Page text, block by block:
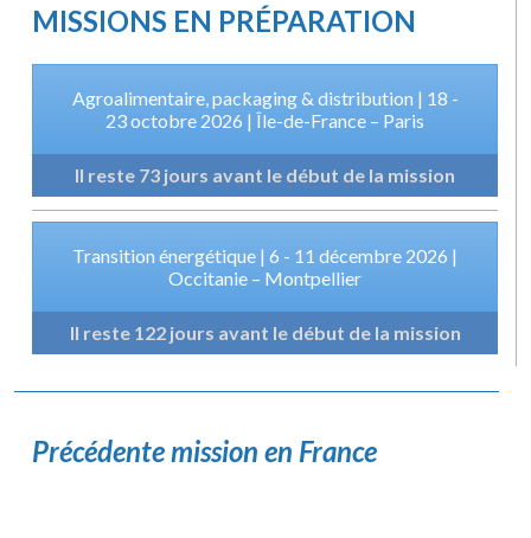
MISSIONS EN PRÉPARATION
Agroalimentaire, packaging & distribution | 18 -
23 octobre 2026 | Île-de-France – Paris
Il reste 73 jours avant le début de la mission
Transition énergétique | 6 - 11 décembre 2026 |
Occitanie – Montpellier
Il reste 122 jours avant le début de la mission
Précédente mission en France